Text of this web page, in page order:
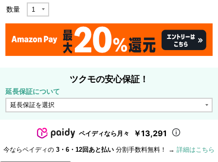
数量
ツクモの安心保証！
延長保証について
ペイディなら月々 ￥13,291
今ならペイディの 3・6・12回あと払い 分割手数料無料！ → 詳細はこちら